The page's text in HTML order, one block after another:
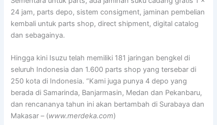
24 jam, parts depo, sistem consigment, jaminan pembelian
kembali untuk parts shop, direct shipment, digital catalog
dan sebagainya.
Hingga kini Isuzu telah memiliki 181 jaringan bengkel di
seluruh Indonesia dan 1.600 parts shop yang tersebar di
250 kota di Indonesia. “Kami juga punya 4 depo yang
berada di Samarinda, Banjarmasin, Medan dan Pekanbaru,
dan rencananya tahun ini akan bertambah di Surabaya dan
Makasar – (www.merdeka.com)